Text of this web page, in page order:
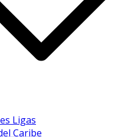
Ligas
Caribe